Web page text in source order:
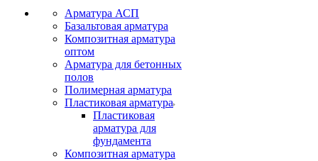
Арматура АСП
Базальтовая арматура
Композитная арматура
оптом
Арматура для бетонных
полов
Полимерная арматура
Пластиковая арматура
Пластиковая
арматура для
фундамента
Композитная арматура